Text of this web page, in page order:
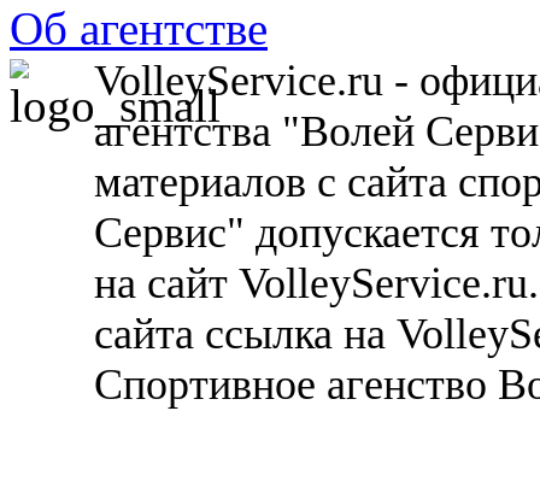
Об агентстве
VolleyService.ru -
агентства "Волей
материалов с сайта
Сервис" допускается
на сайт
сайта ссылка на
Спортивное агенство